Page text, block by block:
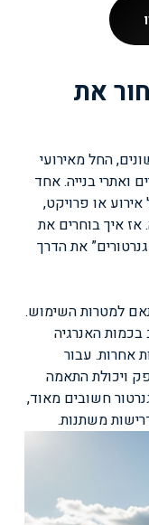
את
החל מאירועי
ואתרי בנייה. אחד
או פרויקט,
אז איך בוחרים את
את הדרך
למטרות השימוש.
בכמות האנרגיה
אחרות. עבור
ויכולת התאמה
חשובים מאוד,
משתנות.